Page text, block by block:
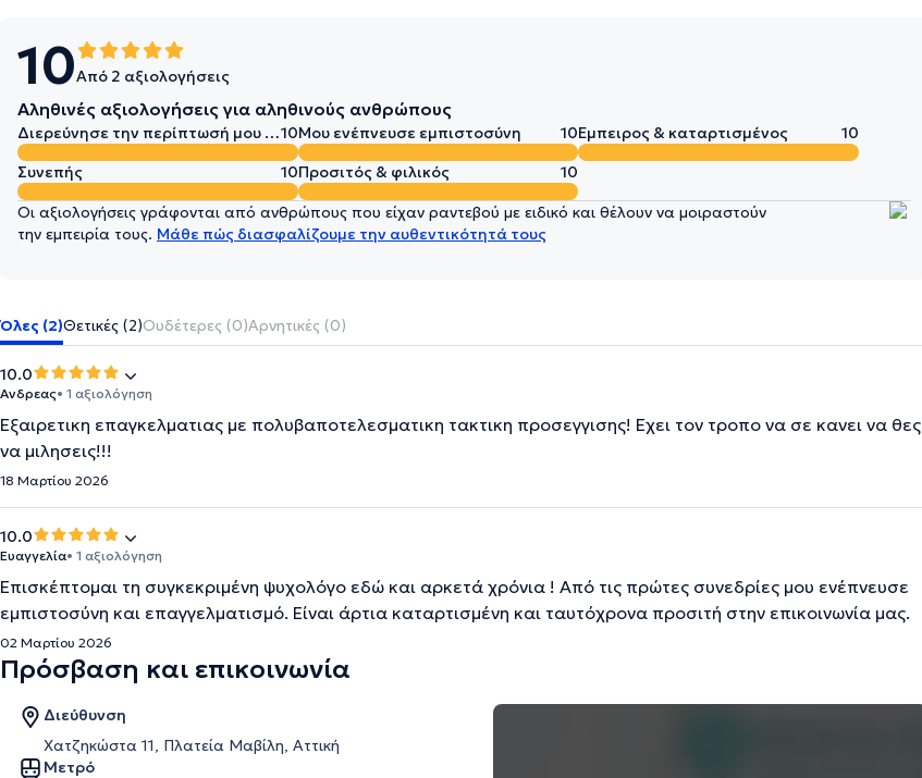
10Από 2 αξιολογήσεις
Αληθινές αξιολογήσεις για αληθινούς ανθρώπους
Διερεύνησε την περίπτωσή μου σε βάθος10Μου ενέπνευσε εμπιστοσύνη 10Έμπειρος & καταρτισμένος
10
Συνεπής
10Προσιτός & φιλικός 10
Οι αξιολογήσεις γράφονται από ανθρώπους που είχαν ραντεβού με ειδικό και θέλουν να μοιραστούν
την εμπειρία τους. Μάθε πώς διασφαλίζουμε την αυθεντικότητά τους
Όλες (2)Θετικές (2)Ουδέτερες (0)Αρνητικές (0)
10.0
Ανδρεας• 1 αξιολόγηση
Εξαιρετικη επαγκελματιας με πολυβαποτελεσματικη τακτικη προσεγγισης! Εχει τον τροπο να σε κανει να θες
να μιλησεις!!!
18 Μαρτίου 2026
10.0
Ευαγγελία• 1 αξιολόγηση
Επισκέπτομαι τη συγκεκριμένη ψυχολόγο εδώ και αρκετά χρόνια ! Από τις πρώτες συνεδρίες μου ενέπνευσε
εμπιστοσύνη και επαγγελματισμό. Είναι άρτια καταρτισμένη και ταυτόχρονα προσιτή στην επικοινωνία μας.
02 Μαρτίου 2026
Πρόσβαση και επικοινωνία
Διεύθυνση
Χατζηκώστα 11, Πλατεία Μαβίλη, Αττική
Μετρό